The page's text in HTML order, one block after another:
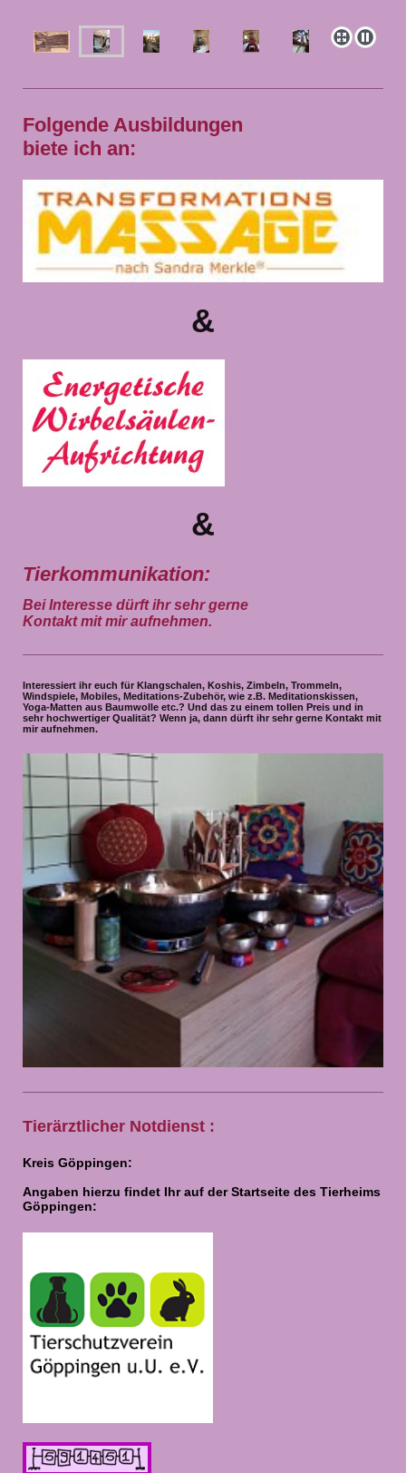
Folgende Ausbildungen
biete ich an:
&
&
Tierkommunikation:
Bei Interesse dürft ihr sehr gerne
Kontakt mit mir aufnehmen.
Interessiert ihr euch für Klangschalen, Koshis, Zimbeln, Trommeln,
Windspiele, Mobiles, Meditations-Zubehör, wie z.B. Meditationskissen,
Yoga-Matten aus Baumwolle etc.? Und das zu einem tollen Preis und in
sehr hochwertiger Qualität? Wenn ja, dann dürft ihr sehr gerne Kontakt mit
mir aufnehmen.
Tierärztlicher Notdienst :
Kreis Göppingen:
Angaben hierzu findet Ihr auf der Startseite des Tierheims
Göppingen: